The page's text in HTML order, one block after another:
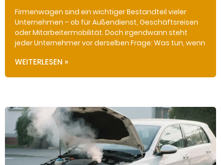
Firmenwagen sind ein wichtiger Bestandteil vieler
Unternehmen – ob für Außendienst, Geschäftsreisen
oder Mitarbeitermobilität. Doch irgendwann steht
jeder Unternehmer vor derselben Frage: Was tun, wenn
WEITERLESEN »